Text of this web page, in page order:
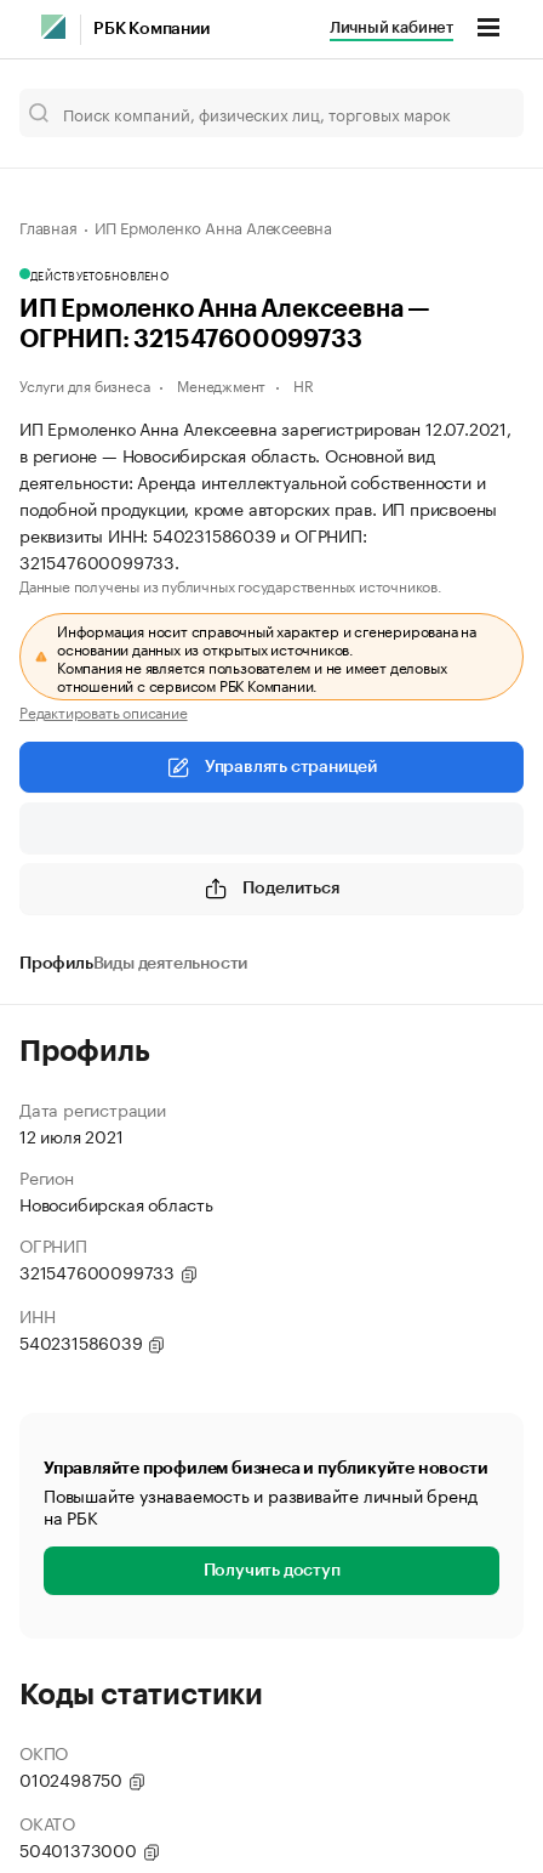
РБК Компании Личный кабинет
Главная ИП Ермоленко Анна Алексеевна
ДЕЙСТВУЕТОБНОВЛЕНО
ИП Ермоленко Анна Алексеевна —
ОГРНИП: 321547600099733
Услуги для бизнеса Менеджмент HR
ИП Ермоленко Анна Алексеевна зарегистрирован 12.07.2021,
в регионе — Новосибирская область. Основной вид
деятельности: Аренда интеллектуальной собственности и
подобной продукции, кроме авторских прав. ИП присвоены
реквизиты ИНН: 540231586039 и ОГРНИП:
321547600099733.
Данные получены из публичных государственных источников.
Информация носит справочный характер и сгенерирована на
основании данных из открытых источников.
Компания не является пользователем и не имеет деловых
отношений с сервисом РБК Компании.
Редактировать описание
Управлять страницей
Поделиться
ПрофильВиды деятельности
Профиль
Дата регистрации
12 июля 2021
Регион
Новосибирская область
ОГРНИП
321547600099733
ИНН
540231586039
Управляйте профилем бизнеса и публикуйте новости
Повышайте узнаваемость и развивайте личный бренд
на РБК
Получить доступ
Коды статистики
ОКПО
0102498750
ОКАТО
50401373000